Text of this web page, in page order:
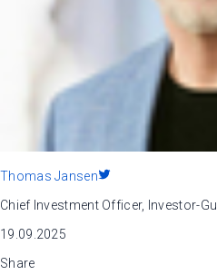
Thomas Jansen
Chief Investment Officer, Investor-
19.09.2025
Share